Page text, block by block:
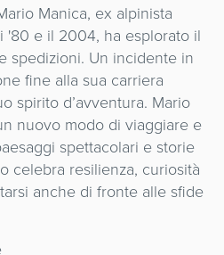
Manica, ex alpinista
'80 e il 2004, ha esplorato il
spedizioni. Un incidente in
fine alla sua carriera
spirito d’avventura. Mario
nuovo modo di viaggiare e
spettacolari e storie
celebra resilienza, curiosità
anche di fronte alle sfide